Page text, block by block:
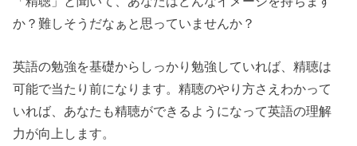
か？難しそうだなぁと思っていませんか？
英語の勉強を基礎からしっかり勉強していれば、精聴は
可能で当たり前になります。精聴のやり方さえわかって
いれば、あなたも精聴ができるようになって英語の理解
力が向上します。